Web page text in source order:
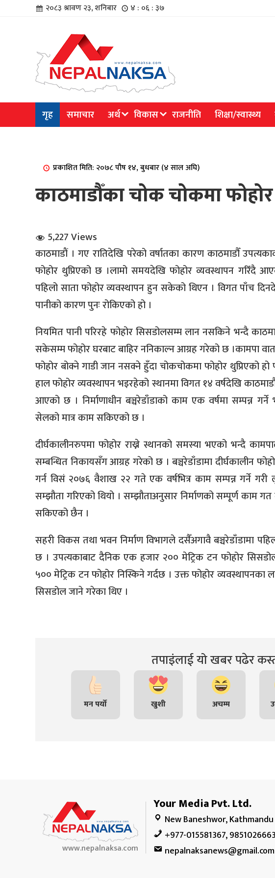
२०८३ श्रावण २३, शनिबार ४ : ०६ : ३७
गृह समाचार अर्थ विकास राजनीति शिक्षा/स्वास्थ्य
प्रकाशित मिति: २०७८ पौष १४, बुधबार (४ साल अघि)
काठमाडौँका चोक चोकमा फोहोर
5,227 Views
काठमाडाैं । गए रातिदेखि परेको वर्षातका कारण काठमाडौँ
फोहोर थुप्रिएको छ ।लामो समयदेखि फोहोर व्यवस्थापन गरिँदै
पहिलो साता फोहोर व्यवस्थापन हुन सकेको थिएन । विगत पाँच
पानीको कारण पुनः रोकिएको हो ।
नियमित पानी परिरहे फोहोर सिसडोलसम्म लान नसकिने भन्दै
सकेसम्म फोहोर घरबाट बाहिर ननिकाल्न आग्रह गरेको छ ।कामपा
फोहोर बोक्ने गाडी जान नसक्ने हुँदा चोकचोकमा फोहोर थुप्रिएको
हाल फोहोर व्यवस्थापन भइरहेको स्थानमा विगत १४ वर्षदेखि
आएको छ । निर्माणाधीन बञ्चरेडाँडाको काम एक वर्षमा सम्पन्न
सेलको मात्र काम सकिएको छ ।
दीर्घकालीनरुपमा फोहोर राख्ने स्थानको समस्या भएको भन्दै
सम्बन्धित निकायसँग आग्रह गरेको छ । बञ्चरेडाँडामा दीर्घकालीन
गर्न विसं २०७६ वैशाख २२ गते एक वर्षभित्र काम सम्पन्न गर्ने
सम्झौता गरिएको थियो । सम्झौताअनुसार निर्माणको सम्पूर्ण काम
सकिएको छैन ।
सहरी विकस तथा भवन निर्माण विभागले दसैँअगावै बञ्चरेडाँडामा
छ । उपत्यकाबाट दैनिक एक हजार २०० मेट्रिक टन फोहोर
५०० मेट्रिक टन फोहोर निस्किने गर्दछ । उक्त फोहोर व्यवस्थापनका
सिसडोल जाने गरेका थिए ।
तपाइंलाई यो खबर पढेर
मन पर्यो खुशी अचम्म
www.nepalnaksa.com
Your Media Pvt. Ltd.
New Baneshwor, Kathmandu
+977-015581367, 9851026663
nepalnaksanews@gmail.com